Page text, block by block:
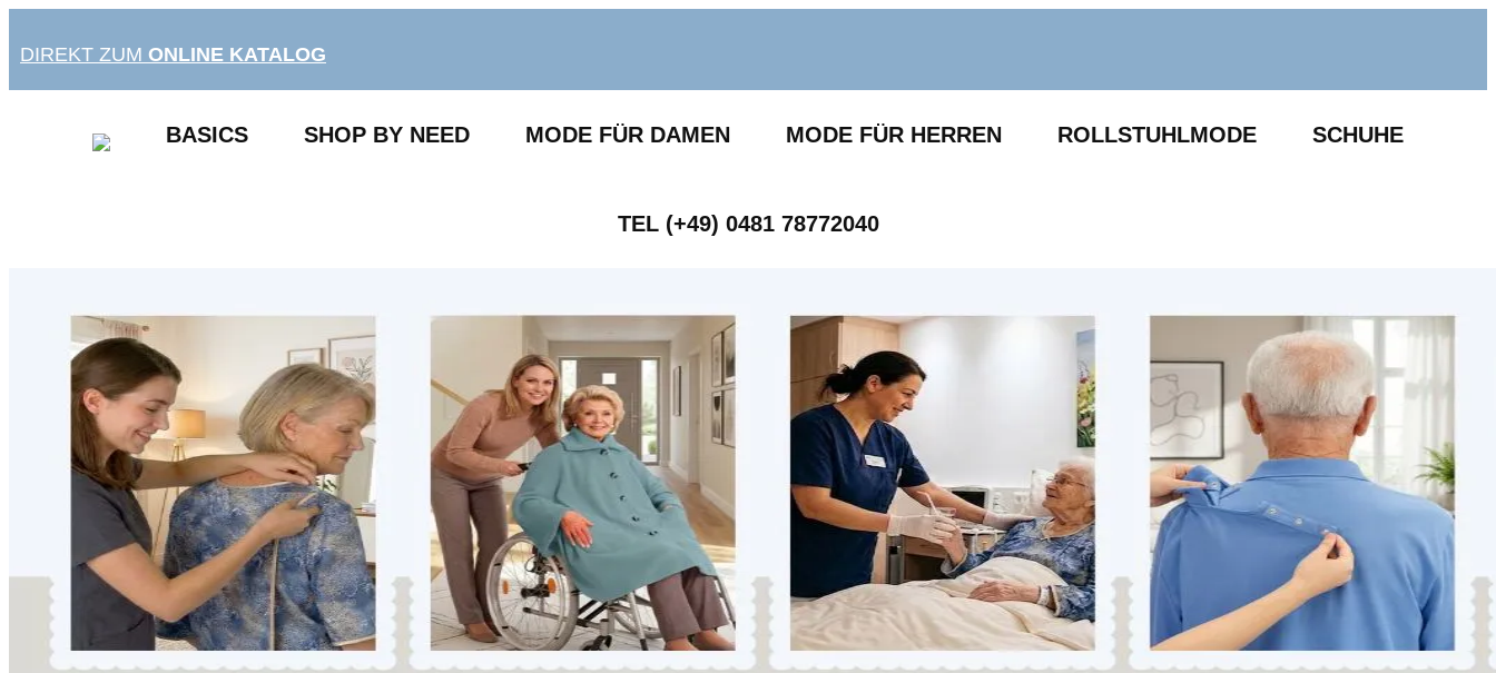
Inhalt
DIREKT ZUM ONLINE KATALOG
BASICS SHOP BY NEED MODE FÜR DAMEN MODE FÜR HERREN ROLLSTUHLMODE SCHUHE
TEL (+49) 0481 78772040